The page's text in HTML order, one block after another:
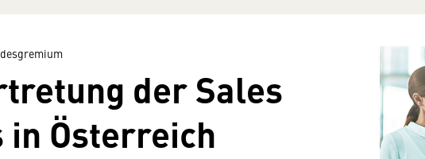
der Sales
in Österreich